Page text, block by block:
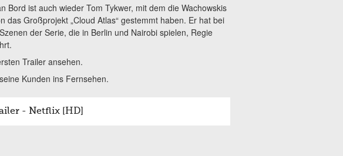
Bord ist auch wieder Tom Tykwer, mit dem die Wachowskis
das Großprojekt „Cloud Atlas“ gestemmt haben. Er hat bei
der Serie, die in Berlin und Nairobi spielen, Regie
Trailer ansehen.
Kunden ins Fernsehen.
- Netflix [HD]